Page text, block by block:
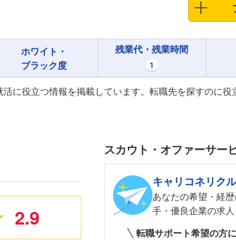
ホワイト・
ブラック度
残業代・残業時間
1
に役立つ情報を掲載しています。転職先を探すのに役
2.9
スカウト・オファーサー
キャリコネリク
あなたの希望・経
手・優良企業の求人
転職サポート希望の方